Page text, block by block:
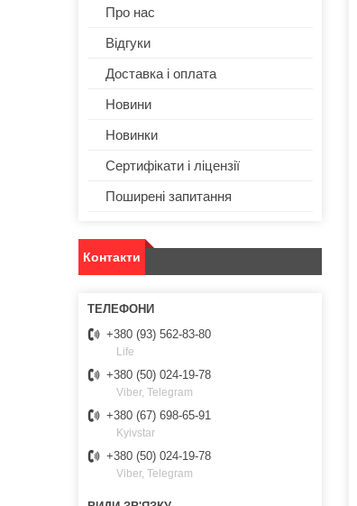
Про нас
Відгуки
Доставка і оплата
Новини
Новинки
Сертифікати і ліцензії
Поширені запитання
Контакти
+380 (93) 562-83-80
Life
+380 (50) 024-19-78
Viber, Telegram
+380 (67) 698-65-91
Kyivstar
+380 (50) 024-19-78
Viber, Telegram